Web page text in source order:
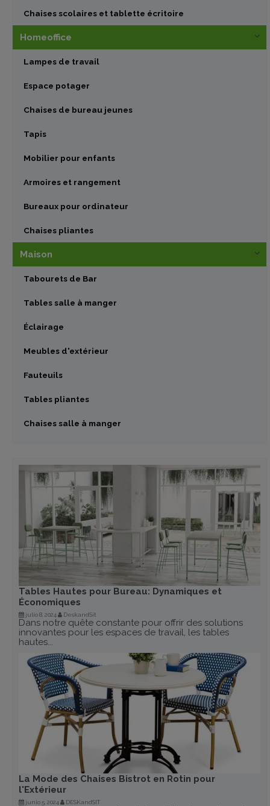
Chaises scolaires et tablette écritoire
Homeoffice
Lampes de travail
Espace potager
Chaises de bureau jeunes
Tapis
Mobilier pour enfants
Armoires et rangement
Bureaux pour ordinateur
Chaises pliantes
Maison
Tabourets de Bar
Tables salle à manger
Éclairage
Meubles d'extérieur
Fauteuils
Tables pliantes
Chaises salle à manger
Tables Hautes pour Bureau: Dynamiques et
Économiques
julio 8, 2024 DeskandSit
Dans notre quête constante pour offrir des solutions
innovantes pour les espaces de travail, les tables
hautes...
La Mode des Chaises Bistrot en Rotin pour
l'Extérieur
junio 5, 2024 DESKandSIT